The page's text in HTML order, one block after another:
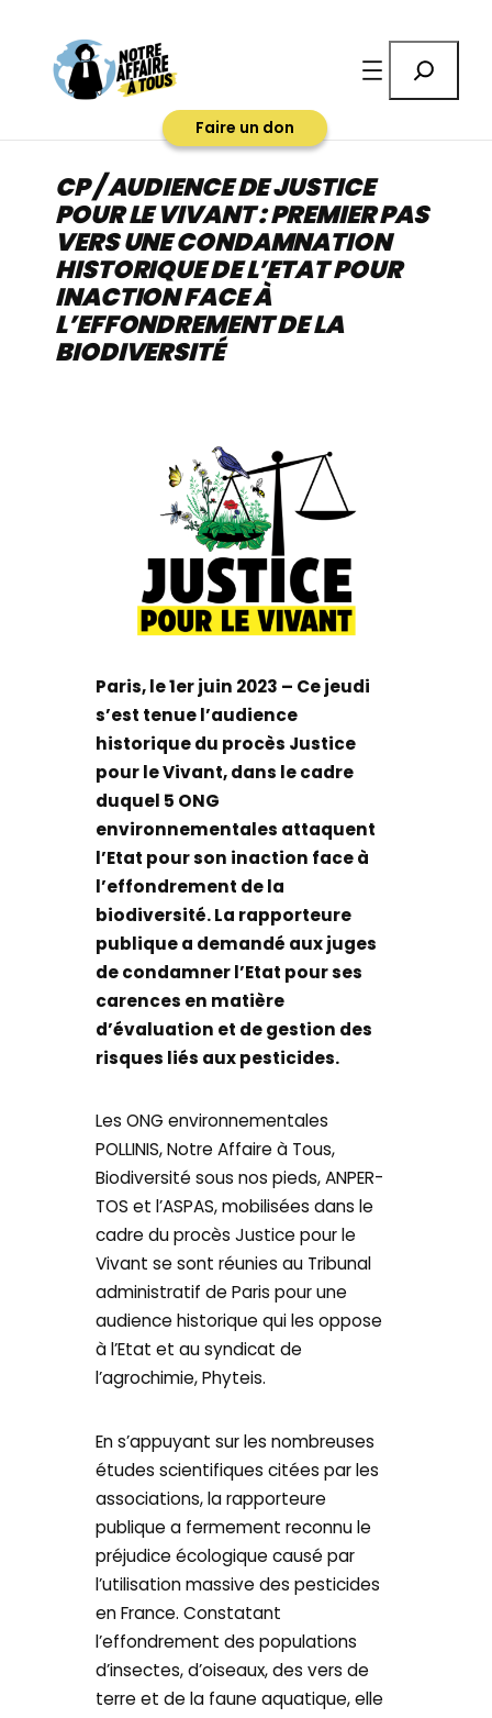
contenu
Faire un don
CP / AUDIENCE DE JUSTICE
POUR LE VIVANT : PREMIER PAS
VERS UNE CONDAMNATION
HISTORIQUE DE L’ETAT POUR
INACTION FACE À
L’EFFONDREMENT DE LA
BIODIVERSITÉ
Paris, le 1er juin 2023 – Ce jeudi
s’est tenue l’audience
historique du procès Justice
pour le Vivant, dans le cadre
duquel 5 ONG
environnementales attaquent
l’Etat pour son inaction face à
l’effondrement de la
biodiversité. La rapporteure
publique a demandé aux juges
de condamner l’Etat pour ses
carences en matière
d’évaluation et de gestion des
risques liés aux pesticides.
Les ONG environnementales
POLLINIS, Notre Affaire à Tous,
Biodiversité sous nos pieds, ANPER-
TOS et l’ASPAS, mobilisées dans le
cadre du procès Justice pour le
Vivant se sont réunies au Tribunal
administratif de Paris pour une
audience historique qui les oppose
à l’Etat et au syndicat de
l’agrochimie, Phyteis.
En s’appuyant sur les nombreuses
études scientifiques citées par les
associations, la rapporteure
publique a fermement reconnu le
préjudice écologique causé par
l’utilisation massive des pesticides
en France. Constatant
l’effondrement des populations
d’insectes, d’oiseaux, des vers de
terre et de la faune aquatique, elle